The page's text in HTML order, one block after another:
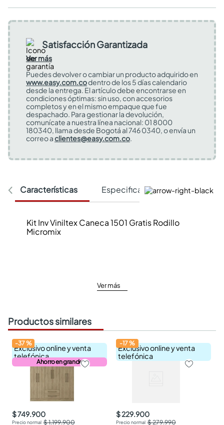
Satisfacción Garantizada
Ver más
Puedes devolver o cambiar un producto adquirido en
www.easy.com.codentro de los 5 días calendario
desde la entrega. El artículo debe encontrarse en
condiciones óptimas: sin uso, con accesorios
completos y en el mismo empaque que fue
despachado. Para gestionar la devolución,
comunícate a nuestra línea nacional: 01 8000
180340, llama desde Bogotá al 746 0340, o envía un
correo aclientes@easy.com.co.
Características Especificaciones Técnicas
Kit Inv Viniltex Caneca 1501 Gratis Rodillo
Micromix
Ver más
Productos similares
Exclusivo online y venta
telefónica
Ahorro en grande
-37%
$ 749.900
$ 1.199.900
Exclusivo online y venta
telefónica
-17%
$ 229.900
$ 279.990